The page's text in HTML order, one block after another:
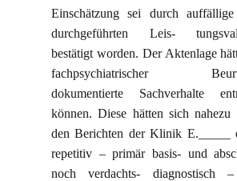
Einschätzung sei durch
durchgeführten Leis-
bestätigt worden. Der Aktenlage
fachpsychiatrischer
dokumentierte Sachverhalte
können. Diese hätten sich nahezu
den Berichten der Klinik E._____
repetitiv – primär basis- und
noch verdachts- diagnostisch